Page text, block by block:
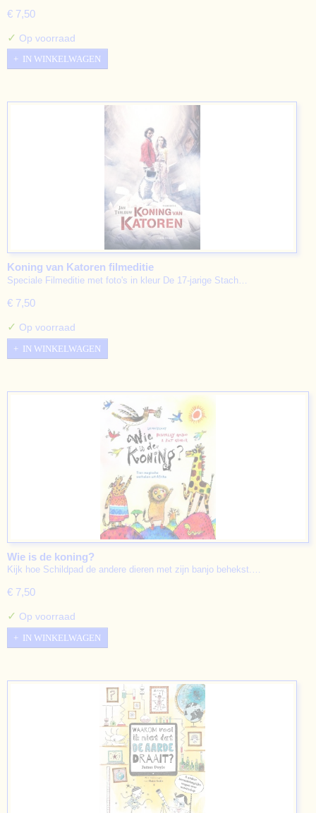
€ 7,50
✓ Op voorraad
IN WINKELWAGEN
Koning van Katoren filmeditie
Speciale Filmeditie met foto's in kleur De 17-jarige Stach…
€ 7,50
✓ Op voorraad
IN WINKELWAGEN
Wie is de koning?
Kijk hoe Schildpad de andere dieren met zijn banjo behekst.…
€ 7,50
✓ Op voorraad
IN WINKELWAGEN